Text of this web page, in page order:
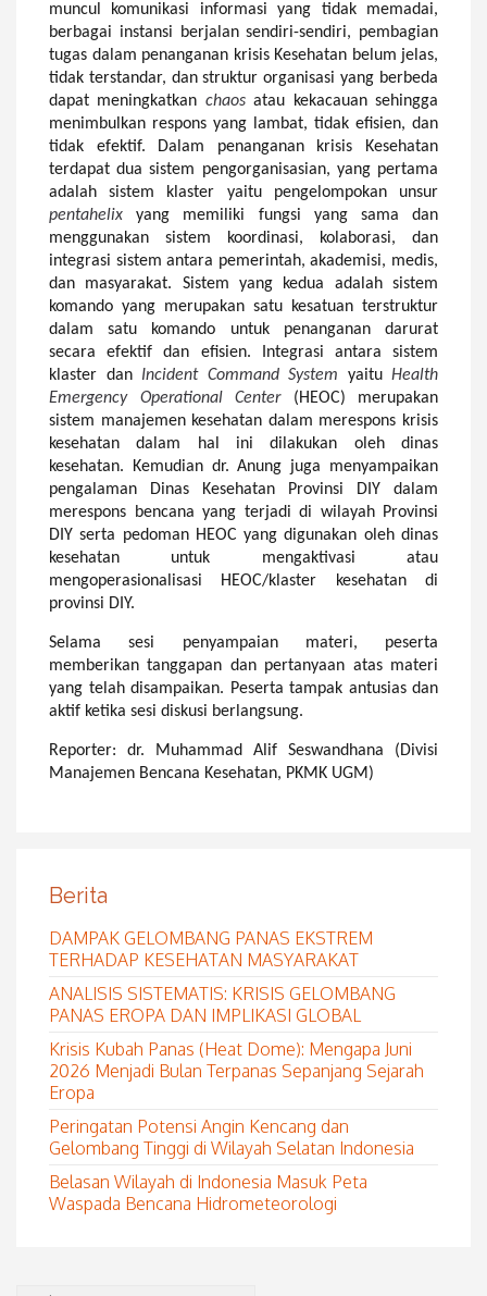
muncul komunikasi informasi yang tidak memadai,
berbagai instansi berjalan sendiri-sendiri, pembagian
tugas dalam penanganan krisis Kesehatan belum jelas,
tidak terstandar, dan struktur organisasi yang berbeda
dapat meningkatkan chaosatau kekacauan sehingga
menimbulkan respons yang lambat, tidak efisien, dan
tidak efektif. Dalam penanganan krisis Kesehatan
terdapat dua sistem pengorganisasian, yang pertama
adalah sistem klaster yaitu pengelompokan unsur
pentahelix yang memiliki fungsi yang sama dan
menggunakan sistem koordinasi, kolaborasi, dan
integrasi sistem antara pemerintah, akademisi, medis,
dan masyarakat. Sistem yang kedua adalah sistem
komando yang merupakan satu kesatuan terstruktur
dalam satu komando untuk penanganan darurat
secara efektif dan efisien. Integrasi antara sistem
klaster dan Incident Command System yaitu Health
Emergency Operational Center (HEOC) merupakan
sistem manajemen kesehatan dalam merespons krisis
kesehatan dalam hal ini dilakukan oleh dinas
kesehatan. Kemudian dr. Anung juga menyampaikan
pengalaman Dinas Kesehatan Provinsi DIY dalam
merespons bencana yang terjadi di wilayah Provinsi
DIY serta pedoman HEOC yang digunakan oleh dinas
kesehatan untuk mengaktivasi atau
mengoperasionalisasi HEOC/klaster kesehatan di
provinsi DIY.
Selama sesi penyampaian materi, peserta
memberikan tanggapan dan pertanyaan atas materi
yang telah disampaikan. Peserta tampak antusias dan
aktif ketika sesi diskusi berlangsung.
Reporter: dr. Muhammad Alif Seswandhana (Divisi
Manajemen Bencana Kesehatan, PKMK UGM)
Berita
DAMPAK GELOMBANG PANAS EKSTREM
TERHADAP KESEHATAN MASYARAKAT
ANALISIS SISTEMATIS: KRISIS GELOMBANG
PANAS EROPA DAN IMPLIKASI GLOBAL
Krisis Kubah Panas (Heat Dome): Mengapa Juni
2026 Menjadi Bulan Terpanas Sepanjang Sejarah
Eropa
Peringatan Potensi Angin Kencang dan
Gelombang Tinggi di Wilayah Selatan Indonesia
Belasan Wilayah di Indonesia Masuk Peta
Waspada Bencana Hidrometeorologi